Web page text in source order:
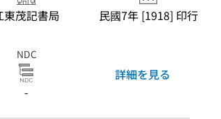
東茂記書局 民國7年 [1918] 印行
NDC
-
詳細を見る